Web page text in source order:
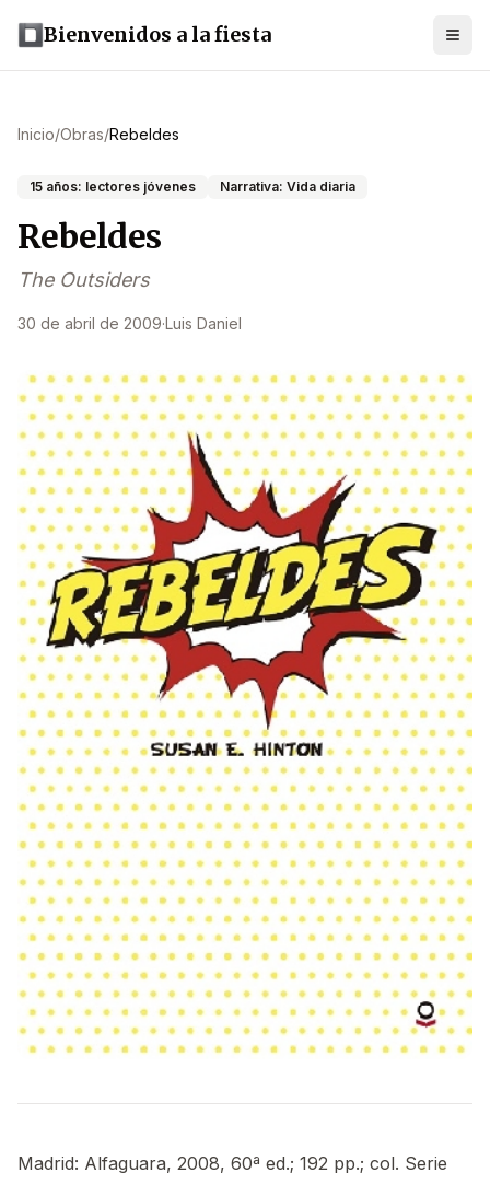
Bienvenidos a la fiesta
Inicio/Obras/Rebeldes
15 años: lectores jóvenes Narrativa: Vida diaria
Rebeldes
The Outsiders
30 de abril de 2009·Luis Daniel
Madrid: Alfaguara, 2008, 60ª ed.; 192 pp.; col. Serie